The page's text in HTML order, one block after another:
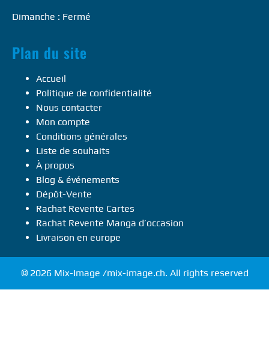
Dimanche : Fermé
Plan du site
Accueil
Politique de confidentialité
Nous contacter
Mon compte
Conditions générales
Liste de souhaits
À propos
Blog & événements
Dépôt-Vente
Rachat Revente Cartes
Rachat Revente Manga d’occasion
Livraison en europe
© 2026 Mix-Image /mix-image.ch. All rights reserved